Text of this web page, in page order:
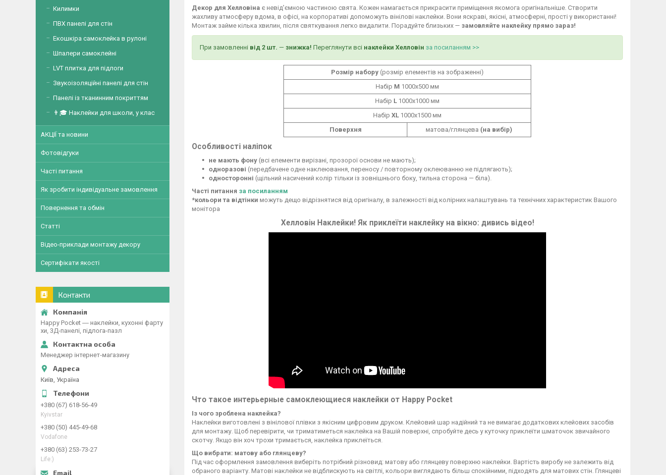
Декор для Хелловіна є невід'ємною частиною свята. Кожен намагається прикрасити приміщення якомога оригінальніше. Створити
жахливу атмосферу вдома, в офісі, на корпоративі допоможуть вінілові наклейки. Вони яскраві, якісні, атмосферні, прості у використанні!
Монтаж займе кілька хвилин, після святкування легко видалити. Порадуйте близьких — замовляйте наклейку прямо зараз!
При замовленні від 2 шт. — знижка! Переглянути всі наклейки Хелловін за посиланням >>
Розмір набору (розмір елементів на зображенні)
Набір М 1000х500 мм
Набір L 1000х1000 мм
Набір XL 1000x1500 мм
Поверхня
матова/глянцева (на вибір)
Особливості наліпок
не мають фону (всі елементи вирізані, прозорої основи не мають);
одноразові (передбачене одне наклеювання, переносу / повторному оклеюванню не підлягають);
односторонні (щільний насичений колір тільки із зовнішнього боку, тильна сторона — біла).
Часті питання за посиланням
*кольори та відтінки можуть дещо відрізнятися від оригіналу, в залежності від колірних налаштувань та технічних характеристик Вашого
монітора
Хелловін Наклейки! Як приклеїти наклейку на вікно: дивись відео!
Что такое интерьерные самоклеющиеся наклейки от Happy Pocket
Із чого зроблена наклейка?
Наклейки виготовлені з вінілової плівки з якісним цифровим друком. Клейовий шар надійний та не вимагає додаткових клейових засобів
для монтажу. Щоб перевірити, чи триматиметься наклейка на Вашій поверхні, спробуйте десь у куточку приклеїти шматочок звичайного
скотчу. Якщо він хоч трохи тримається, наклейка приклеїться.
Що вибрати: матову або глянцеву?
Під час оформлення замовлення виберіть потрібний різновид: матову або глянцеву поверхню наклейки. Вартість виробу не залежить від
обраного варіанту. Матові наклейки не відблискують на світлі, кольори виглядають більш спокійними, підходять для матових стін. Глянцеві
Килимки
ПВХ панелі для стін
Екошкіра самоклейка в рулоні
Шпалери самоклейні
LVT плитка для підлоги
Звукоізоляційні панелі для стін
Панелі із тканинним покриттям
👨🎓 Наклейки для школи, у клас
АКЦІЇ та новини
Фотовідгуки
Часті питання
Як зробити індивідуальне замовлення
Повернення та обмін
Статті
Відео-приклади монтажу декору
Сертифікати якості
Контакти
Happy Pocket ― наклейки, кухонні фарту
хи, 3Д-панелі, підлога-пазл
Менеджер інтернет-магазину
Київ, Україна
+380 (67) 618-56-49
Kyivstar
+380 (50) 445-49-68
Vodafone
+380 (63) 253-73-27
Life:)